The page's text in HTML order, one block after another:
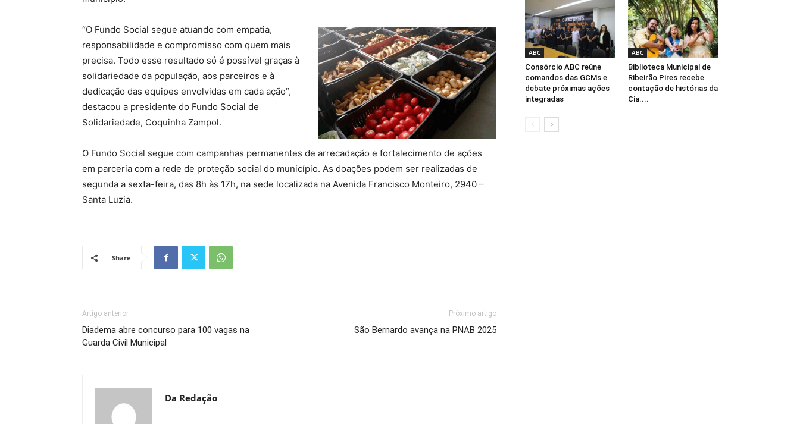
“O Fundo Social segue atuando com empatia,
responsabilidade e compromisso com quem mais
precisa. Todo esse resultado só é possível graças à
solidariedade da população, aos parceiros e à
dedicação das equipes envolvidas em cada ação”,
destacou a presidente do Fundo Social de
Solidariedade, Coquinha Zampol.
O Fundo Social segue com campanhas permanentes de arrecadação e fortalecimento de ações
em parceria com a rede de proteção social do município. As doações podem ser realizadas de
segunda a sexta-feira, das 8h às 17h, na sede localizada na Avenida Francisco Monteiro, 2940 –
Santa Luzia.
Share
Artigo anterior
Diadema abre concurso para 100 vagas na
Guarda Civil Municipal
Próximo artigo
São Bernardo avança na PNAB 2025
Da Redação
ABC
Consórcio ABC reúne
comandos das GCMs e
debate próximas ações
integradas
ABC
Biblioteca Municipal de
Ribeirão Pires recebe
contação de histórias da
Cia....